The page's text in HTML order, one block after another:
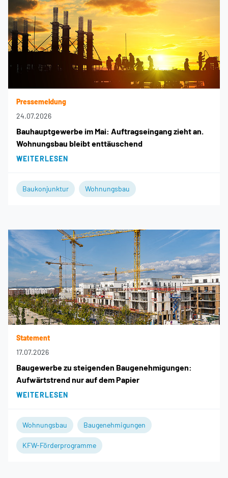
Pressemeldung
24.07.2026
Bauhauptgewerbe im Mai: Auftragseingang zieht an.
Wohnungsbau bleibt enttäuschend
WEITERLESEN
Baukonjunktur Wohnungsbau
Statement
17.07.2026
Baugewerbe zu steigenden Baugenehmigungen:
Aufwärtstrend nur auf dem Papier
WEITERLESEN
Wohnungsbau Baugenehmigungen
KFW-Förderprogramme